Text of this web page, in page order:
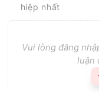
hiệp nhất
Vui lòng đăng
luận